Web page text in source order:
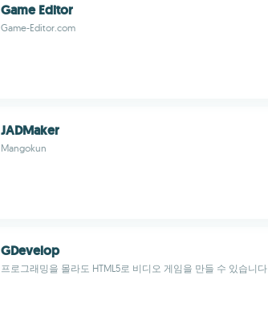
Game Editor
Game-Editor.com
JADMaker
Mangokun
GDevelop
프로그래밍을 몰라도 HTML5로 비디오 게임을 만들 수 있습니다